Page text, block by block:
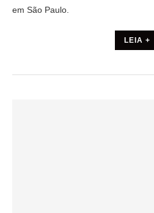
em São Paulo.
LEIA +